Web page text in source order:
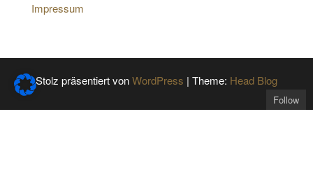
Impressum
Stolz präsentiert vonWordPress | Theme: Head Blog
Follow